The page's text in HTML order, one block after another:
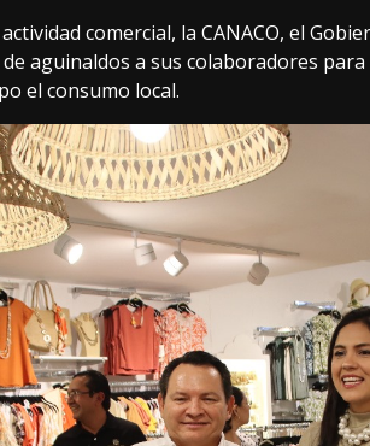
comercial, la CANACO, el
aguinaldos a sus colaboradores
el consumo local.